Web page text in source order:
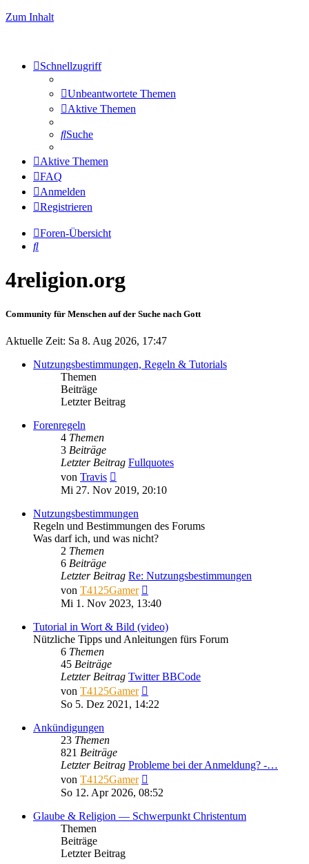
Zum Inhalt
Schnellzugriff
Unbeantwortete Themen
Aktive Themen
Suche
Aktive Themen
FAQ
Anmelden
Registrieren
Foren-Übersicht
Suche
4religion.org
Community für Menschen auf der Suche nach Gott
Aktuelle Zeit: Sa 8. Aug 2026, 17:47
Nutzungsbestimmungen, Regeln & Tutorials
Themen
Beiträge
Letzter Beitrag
Forenregeln
4 Themen
3 Beiträge
Letzter Beitrag Fullquotes
von Travis
Beitrag
Mi 27. Nov 2019, 20:10
Nutzungsbestimmungen
Regeln und Bestimmungen des Forums
Was darf ich, und was nicht?
2 Themen
6 Beiträge
Letzter Beitrag Re: Nutzungsbestimmungen
von T4125Gamer
Beitrag
Mi 1. Nov 2023, 13:40
Tutorial in Wort & Bild (video)
Nützliche Tipps und Anleitungen fürs Forum
6 Themen
45 Beiträge
Letzter Beitrag Twitter BBCode
von T4125Gamer
Beitrag
So 5. Dez 2021, 14:22
Ankündigungen
23 Themen
821 Beiträge
Letzter Beitrag Probleme bei der Anmeldung? -…
von T4125Gamer
Beitrag
So 12. Apr 2026, 08:52
Glaube & Religion — Schwerpunkt Christentum
Themen
Beiträge
Letzter Beitrag